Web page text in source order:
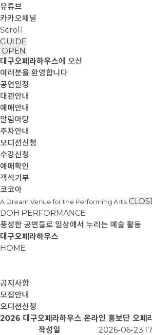
유튜브
카카오채널
Scroll
GUIDE
OPEN
대구오페라하우스에 오신
여러분을 환영합니다
공연일정
대관안내
예매안내
알림마당
주차안내
오디션신청
수강신청
예매확인
객석기부
코코아
A Dream Venue for the Performing Arts
DOH PERFORMANCE
풍성한 공연들로 일상에서 누리는 예술 활동
대구오페라하우스
HOME
공지사항
모집안내
오디션신청
2026 대구오페라하우스 온라인 홍보단 오페
작성일
2026-06-23